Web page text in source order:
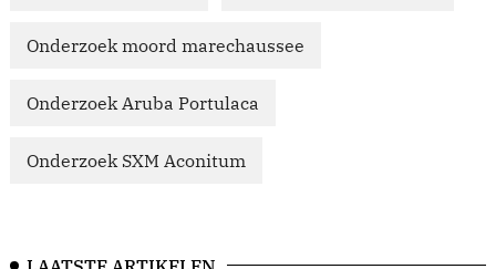
Onderzoek moord marechaussee
Onderzoek Aruba Portulaca
Onderzoek SXM Aconitum